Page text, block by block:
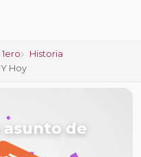
Historia
Hoy
asunto de